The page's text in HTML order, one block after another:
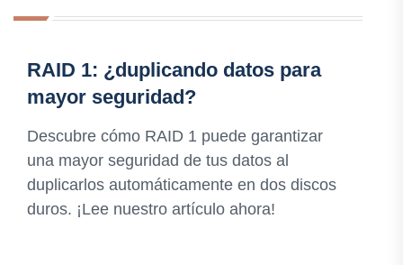
RAID 1: ¿duplicando datos para
mayor seguridad?
Descubre cómo RAID 1 puede garantizar
una mayor seguridad de tus datos al
duplicarlos automáticamente en dos discos
duros. ¡Lee nuestro artículo ahora!